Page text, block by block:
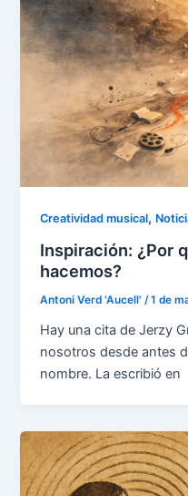
Creatividad musical,
Inspiración: ¿Por
hacemos?
Antoni Verd 'Aucell'/1 de
Hay una cita de Jerzy
nosotros desde antes
nombre. La escribió en